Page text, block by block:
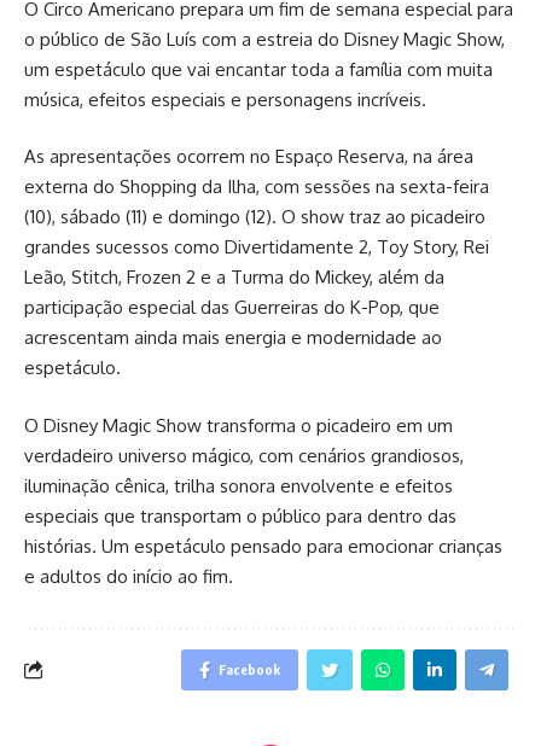
O Circo Americano prepara um fim de semana especial para
o público de São Luís com a estreia do Disney Magic Show,
um espetáculo que vai encantar toda a família com muita
música, efeitos especiais e personagens incríveis.
As apresentações ocorrem no Espaço Reserva, na área
externa do Shopping da Ilha, com sessões na sexta-feira
(10), sábado (11) e domingo (12). O show traz ao picadeiro
grandes sucessos como Divertidamente 2, Toy Story, Rei
Leão, Stitch, Frozen 2 e a Turma do Mickey, além da
participação especial das Guerreiras do K-Pop, que
acrescentam ainda mais energia e modernidade ao
espetáculo.
O Disney Magic Show transforma o picadeiro em um
verdadeiro universo mágico, com cenários grandiosos,
iluminação cênica, trilha sonora envolvente e efeitos
especiais que transportam o público para dentro das
histórias. Um espetáculo pensado para emocionar crianças
e adultos do início ao fim.
Facebook